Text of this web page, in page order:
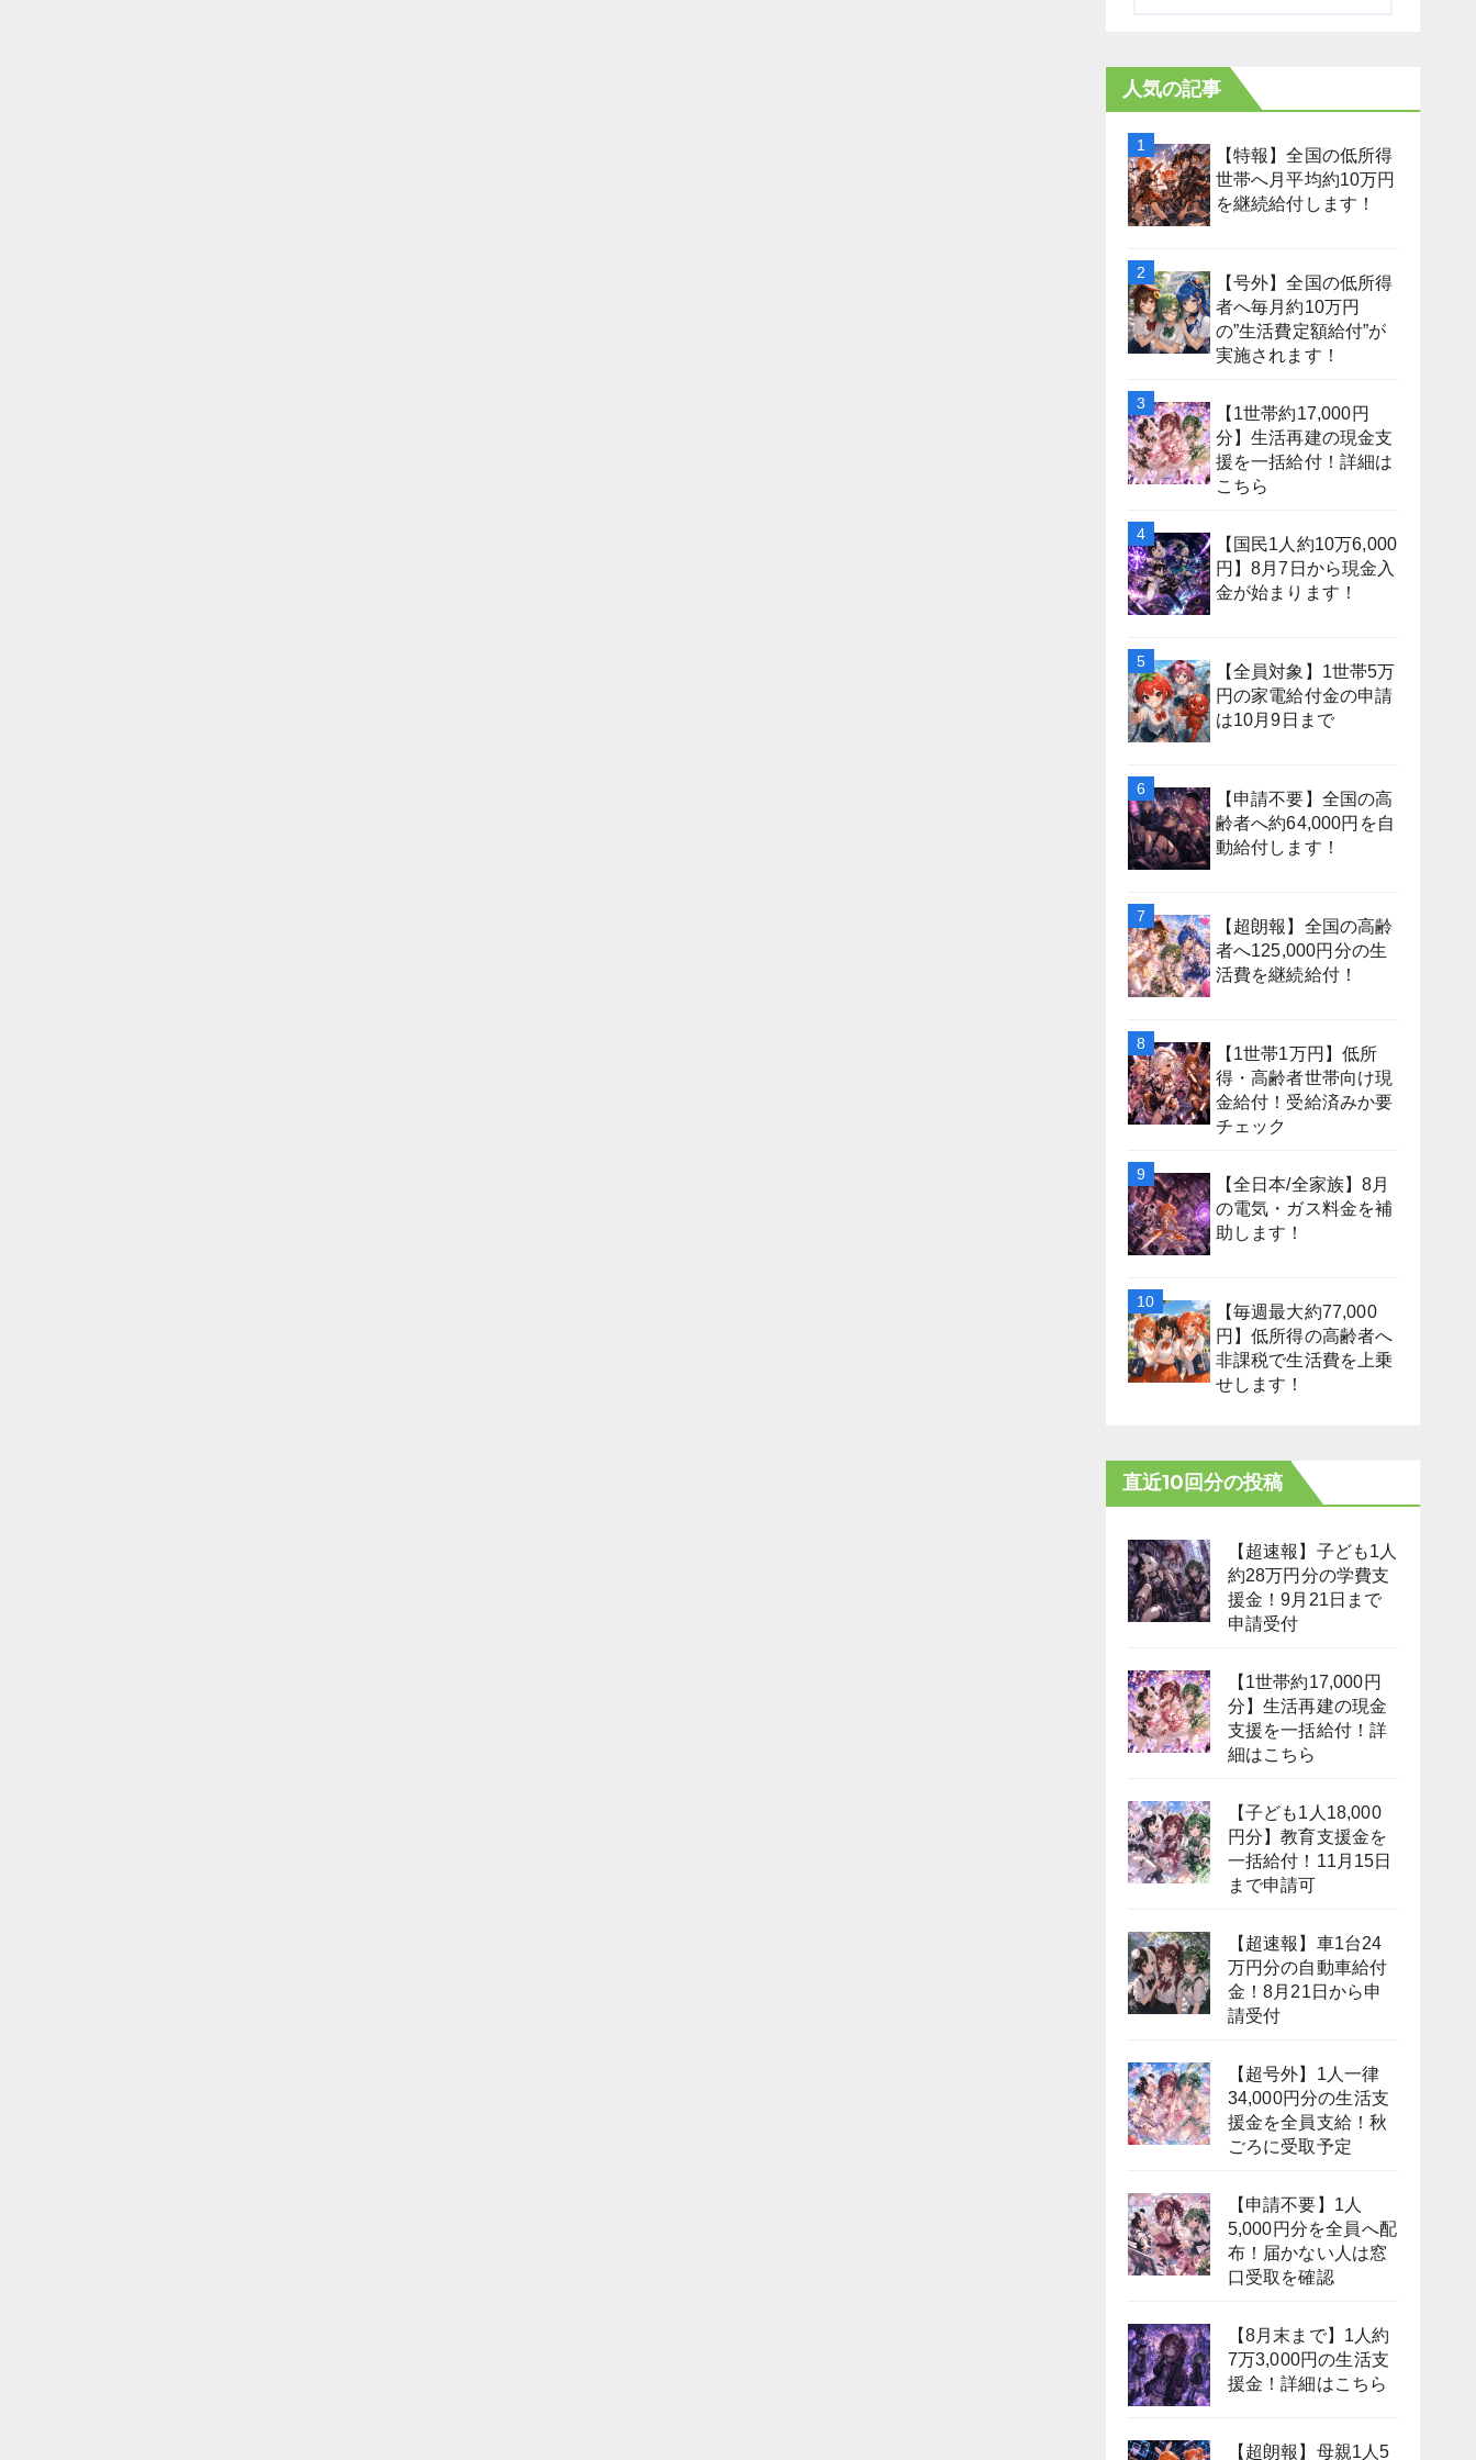
人気の記事
【特報】全国の低所得
世帯へ月平均約10万円
を継続給付します！
【号外】全国の低所得
者へ毎月約10万円
の”生活費定額給付”が
実施されます！
【1世帯約17,000円
分】生活再建の現金支
援を一括給付！詳細は
こちら
【国民1人約10万6,000
円】8月7日から現金入
金が始まります！
【全員対象】1世帯5万
円の家電給付金の申請
は10月9日まで
【申請不要】全国の高
齢者へ約64,000円を自
動給付します！
【超朗報】全国の高齢
者へ125,000円分の生
活費を継続給付！
【1世帯1万円】低所
得・高齢者世帯向け現
金給付！受給済みか要
チェック
【全日本/全家族】8月
の電気・ガス料金を補
助します！
【毎週最大約77,000
円】低所得の高齢者へ
非課税で生活費を上乗
せします！
直近10回分の投稿
【超速報】子ども1人
約28万円分の学費支
援金！9月21日まで
申請受付
【1世帯約17,000円
分】生活再建の現金
支援を一括給付！詳
細はこちら
【子ども1人18,000
円分】教育支援金を
一括給付！11月15日
まで申請可
【超速報】車1台24
万円分の自動車給付
金！8月21日から申
請受付
【超号外】1人一律
34,000円分の生活支
援金を全員支給！秋
ごろに受取予定
【申請不要】1人
5,000円分を全員へ配
布！届かない人は窓
口受取を確認
【8月末まで】1人約
7万3,000円の生活支
援金！詳細はこちら
【超朗報】母親1人5